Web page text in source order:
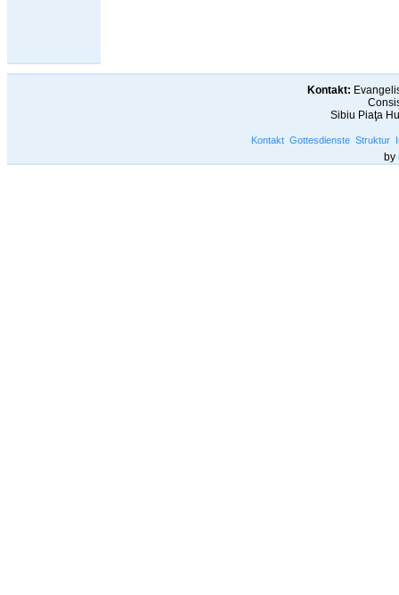
Kontakt:
Sibiu Piaţa
Kontakt Gottesdienste Struktur
by